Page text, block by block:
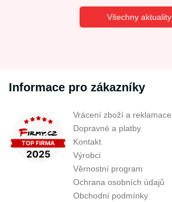
Všechny aktuality
Informace pro zákazníky
Vrácení zboží a reklamace
Dopravné a platby
Kontakt
Výrobci
Věrnostní program
Ochrana osobních údajů
Obchodní podmínky